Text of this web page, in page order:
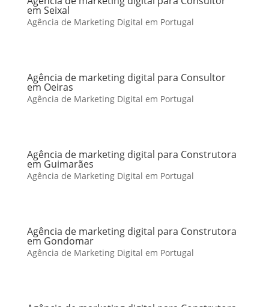
em Seixal
Agência de Marketing Digital em Portugal
Agência de marketing digital para Consultor
em Oeiras
Agência de Marketing Digital em Portugal
Agência de marketing digital para Construtora
em Guimarães
Agência de Marketing Digital em Portugal
Agência de marketing digital para Construtora
em Gondomar
Agência de Marketing Digital em Portugal